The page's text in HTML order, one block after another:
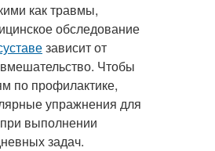
как травмы,
обследование
зависит от
Чтобы
по профилактике,
упражнения для
выполнении
задач.